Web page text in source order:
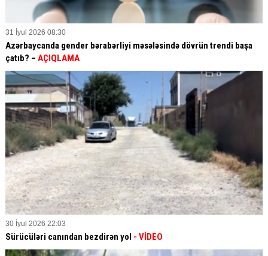
31 İyul 2026 08:30
Azərbaycanda gender bərabərliyi məsələsində dövrün trendi başa
çatıb? – AÇIQLAMA
30 İyul 2026 22:03
Sürücüləri canından bezdirən yol - VİDEO